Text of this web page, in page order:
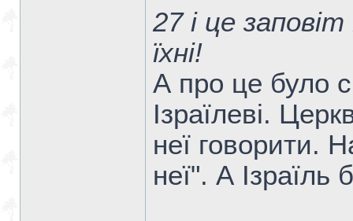
27 і це заповіт
їхні!
А про це було
Ізраїлеві.
неї говорити.
неї". А Ізраїль